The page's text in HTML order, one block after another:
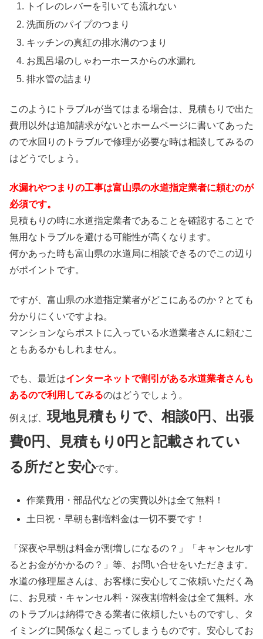
トイレのレバーを引いても流れない
洗面所のパイプのつまり
キッチンの真紅の排水溝のつまり
お風呂場のしゃわーホースからの水漏れ
排水管の詰まり
このようにトラブルが当てはまる場合は、見積もりで出た
費用以外は追加請求がないとホームページに書いてあった
ので水回りのトラブルで修理が必要な時は相談してみるの
はどうでしょう。
水漏れやつまりの工事は富山県の水道指定業者に頼むのが
必須です。
見積もりの時に水道指定業者であることを確認することで
無用なトラブルを避ける可能性が高くなります。
何かあった時も富山県の水道局に相談できるのでこの辺り
がポイントです。
ですが、富山県の水道指定業者がどこにあるのか？とても
分かりにくいですよね。
マンションならポストに入っている水道業者さんに頼むこ
ともあるかもしれません。
でも、最近はインターネットで割引がある水道業者さんも
あるので利用してみるのはどうでしょう。
例えば、 現地見積もりで、相談0円、出張
費0円、見積もり0円と記載されてい
る所だと安心です。
作業費用・部品代などの実費以外は全て無料！
土日祝・早朝も割増料金は一切不要です！
「深夜や早朝は料金が割増しになるの？」「キャンセルす
るとお金がかかるの？」等、お問い合せをいただきます。
水道の修理屋さんは、お客様に安心してご依頼いただく為
に、お見積・キャンセル料・深夜割増料金は全て無料。水
のトラブルは納得できる業者に依頼したいものですし、タ
イミングに関係なく起こってしまうものです。安心してお